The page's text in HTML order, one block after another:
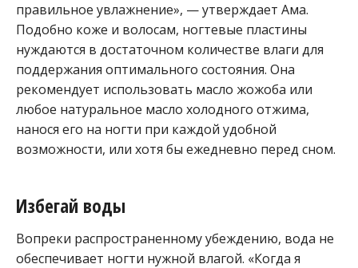
правильное увлажнение», — утверждает Ама.
Подобно коже и волосам, ногтевые пластины
нуждаются в достаточном количестве влаги для
поддержания оптимального состояния. Она
рекомендует использовать масло жожоба или
любое натуральное масло холодного отжима,
нанося его на ногти при каждой удобной
возможности, или хотя бы ежедневно перед сном.
Избегай воды
Вопреки распространенному убеждению, вода не
обеспечивает ногти нужной влагой. «Когда я